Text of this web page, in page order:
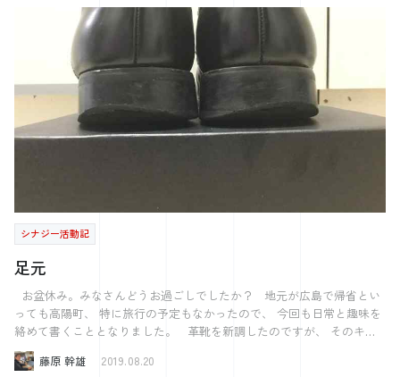
ましょう。
えオハマさんのように海外に行くこともなく、 呉市内、おもに実家の
徒歩圏内で過ごしました。 一番遠くへ行ったのは、地元の図書館へ行
った時です。 友人とのご飯（+お酒）を目的に、街へ出るついでに 学
生の時によく行っていた図書館にも寄ることにしました。 記憶にある
図書館よりも、きれいになっていました。 ですが何よりもびっくりし
たのは、 すっかり図書館の使い方を忘れていたことです。 学生時代に
は、図書館司書の資格を取るために いろいろな授業を受けていまし
た。 その授業のひとつが「レファレンスサービス」です。 なかなか聞
提供すること の大きく2種類に分かれます。 授業では、学生ひとりずつ
に課題（例：シナジー効果とは？）が 割り振られ図書館の書籍を使っ
て「レファレンスサービス」を 実際に行っていました。 図書館に入っ
て10分ほどでお腹が痛くなる私には、 なかなかハードな授業でした･･･
それに目をつむれば、一番楽しい授業でした。 図書館にある書籍を駆
使して、情報を探すのは ザ・司書！という感じがして好きでした。 そ
れにもかかわらず、10年もたたないうちに 当時のスキルやコツはすっ
かり忘れてしまいました。 本当にショックで、20分ほど粘ってみまし
た。 結果、ショボい情報しか集めることができませんでした。 難しい
事柄を調べようとしたわけではなく、 連休中に読みあさった小説に出
シナジー活動記
足元
っても高陽町、 特に旅行の予定もなかったので、 今回も日常と趣味を
絡めて書くこととなりました。 革靴を新調したのですが、 そのキッ
カケとなった靴がコチラ。 これは5年目を迎えた革靴。 カカトが擦り
切ってしまい、 そろそろ履かない方が良いなと。。 こうなる前に対
藤原 幹雄 2019.08.20